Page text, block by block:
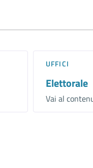
UFFICI
Elettorale
Vai al